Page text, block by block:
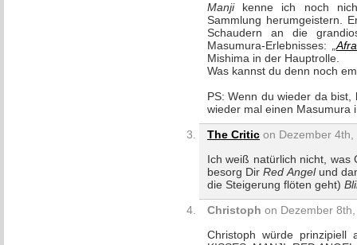
Manjikenne ich noch
Sammlung herumgeistern.
Schaudern an die
Masumura-Erlebnisses:
Mishima in der Hauptrolle.
Was kannst du denn noch
PS: Wenn du wieder da
wieder mal einen Masumura
The Critic on Dezember
Ich weiß natürlich nicht, was
besorg DirRed Angelund
die Steigerung flöten geht)
Christoph on Dezember
Christoph würde prinzipiell